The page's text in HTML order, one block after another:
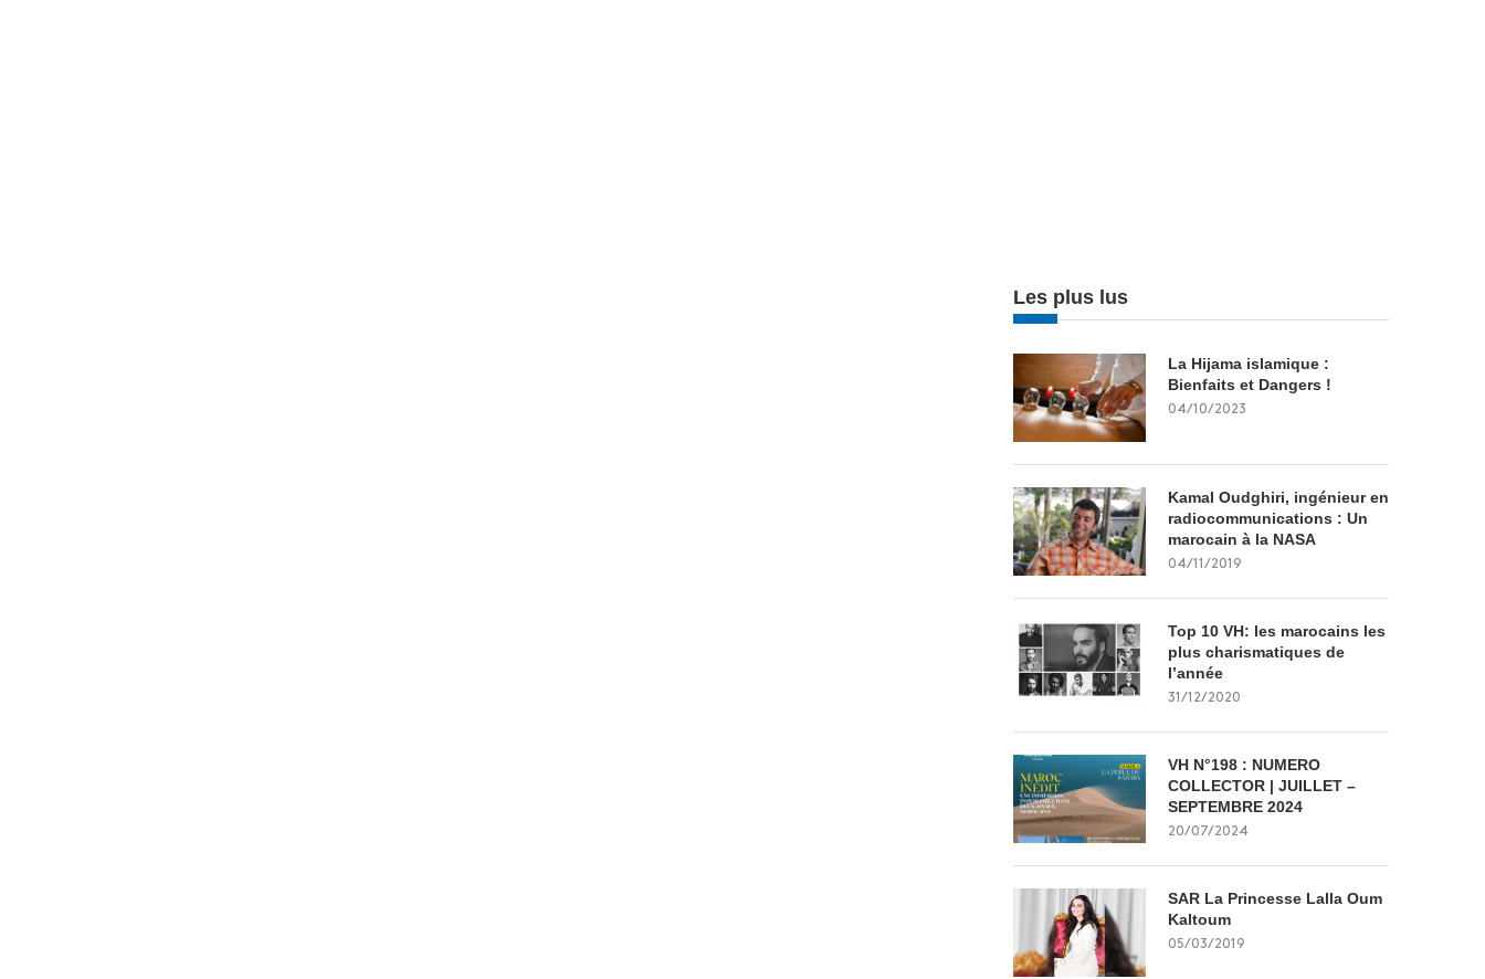
Les plus lus
La Hijama islamique :
Bienfaits et Dangers !
04/10/2023
Kamal Oudghiri, ingénieur en
radiocommunications : Un
marocain à la NASA
04/11/2019
Top 10 VH: les marocains les
plus charismatiques de
l’année
31/12/2020
VH N°198 : NUMERO
COLLECTOR | JUILLET –
SEPTEMBRE 2024
20/07/2024
SAR La Princesse Lalla Oum
Kaltoum
05/03/2019